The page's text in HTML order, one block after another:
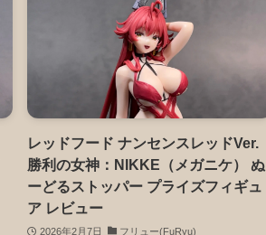
レッドフード ナンセンスレッドVer.
勝利の女神：NIKKE（メガニケ） ぬ
ーどるストッパー プライズフィギュ
ア レビュー
2026年2月7日 フリュー(FuRyu)